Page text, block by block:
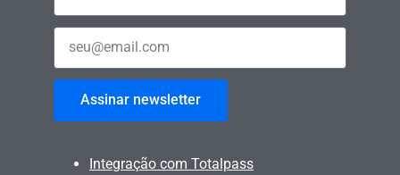
Assinar newsletter
Integração com Totalpass